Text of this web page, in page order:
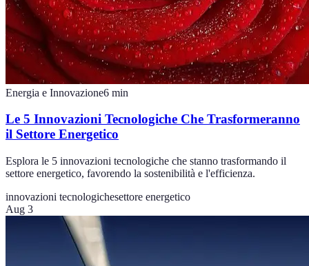
Energia e Innovazione6 min
Le 5 Innovazioni Tecnologiche Che Trasformeranno
il Settore Energetico
Esplora le 5 innovazioni tecnologiche che stanno trasformando il
settore energetico, favorendo la sostenibilità e l'efficienza.
innovazioni tecnologichesettore energetico
Aug 3